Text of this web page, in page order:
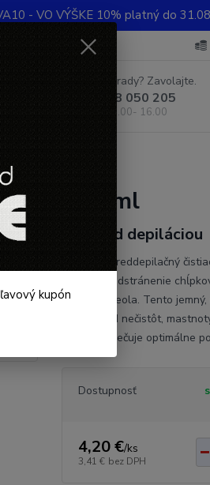
- VO VÝŠKE 10% platný do
Neviete si rady? Zavolajte.
+421 948 050 205
Denne od 8.00- 16.00
gél 300ml
gél pred depiláciou
Alveola Preddepilačný
dokonalé odstránenie
značky Alveola. Tento
pokožku od nečistôt,
čím zabezpečuje optimálne
Dostupnosť
4,20 €/ks
3,41 € bez DPH
kupón